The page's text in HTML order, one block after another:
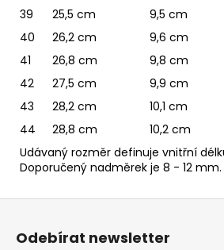
39
25,5 cm 9,5 cm
40
26,2 cm 9,6 cm
41
26,8 cm 9,8 cm
42
27,5 cm 9,9 cm
43
28,2 cm 10,1 cm
44
28,8 cm 10,2 cm
Udávaný rozměr definuje vnitřní
Doporučený nadměrek je 8 - 12 mm.
Z
Odebírat newsletter